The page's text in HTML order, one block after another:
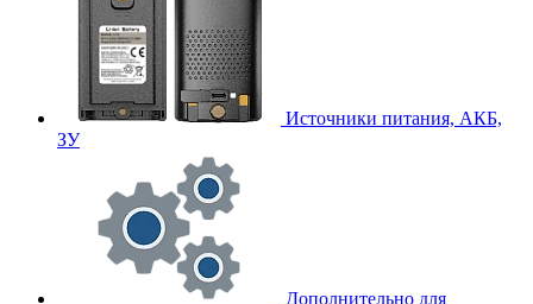
Источники питания, АКБ,
ЗУ
Дополнительно для